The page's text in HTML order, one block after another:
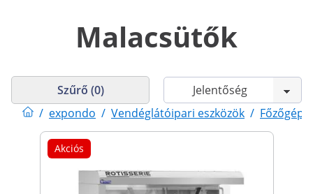
Malacsütők
/ expondo / Vendéglátóipari eszközök /
Szűrő (0)
Akciós